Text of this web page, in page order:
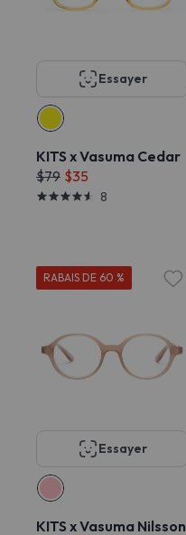
Essayer
KITS x Vasuma Cedar
$79 $35
8
RABAIS DE 60 %
Essayer
KITS x Vasuma Nilsson